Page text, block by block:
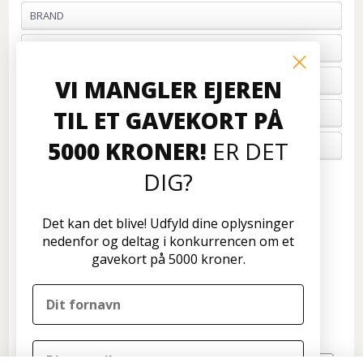
BRAND
BETALING
FORTRYD ORDRE
OM OS
Formervangen 17
2600 Glostrup
Nyhedsbrev
VI MANGLER EJEREN
TIL ET GAVEKORT PÅ
5000 KRONER! ER DET
DIG?
Det kan det blive! Udfyld dine oplysninger
nedenfor og deltag i konkurrencen om et
gavekort på 5000 kroner.